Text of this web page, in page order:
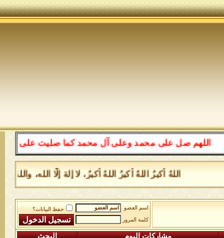
اللهم صل على محمد وعلى آل محمد كما صليت على إبراهيم
اللهُ أكبرُ اللهُ أكبرُ اللهُ أكبرُ، لا إلهَ إلَّا الله،
اسم العضو
حفظ البيانات؟
كلمة المرور
مشاركات اليوم البحث